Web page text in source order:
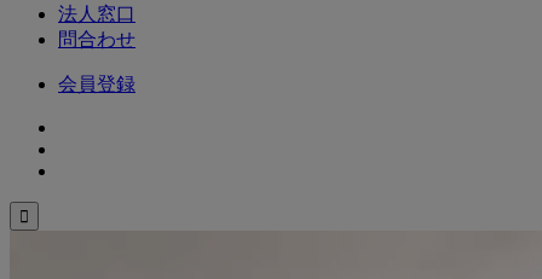
法人窓口
問合わせ
会員登録
